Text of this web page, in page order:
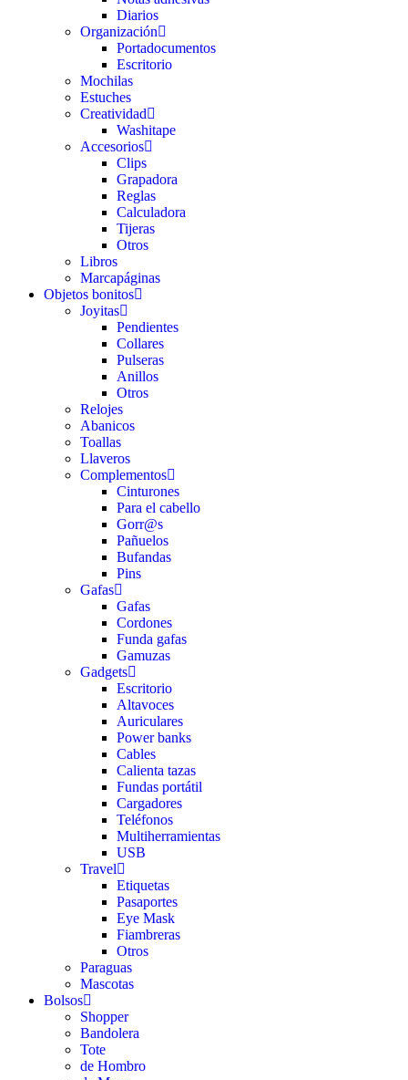
Diarios
Organización
Portadocumentos
Escritorio
Mochilas
Estuches
Creatividad
Washitape
Accesorios
Clips
Grapadora
Reglas
Calculadora
Tijeras
Otros
Libros
Marcapáginas
Objetos bonitos
Joyitas
Pendientes
Collares
Pulseras
Anillos
Otros
Relojes
Abanicos
Toallas
Llaveros
Complementos
Cinturones
Para el cabello
Gorr@s
Pañuelos
Bufandas
Pins
Gafas
Gafas
Cordones
Funda gafas
Gamuzas
Gadgets
Escritorio
Altavoces
Auriculares
Power banks
Cables
Calienta tazas
Fundas portátil
Cargadores
Teléfonos
Multiherramientas
USB
Travel
Etiquetas
Pasaportes
Eye Mask
Fiambreras
Otros
Paraguas
Mascotas
Bolsos
Shopper
Bandolera
Tote
de Hombro